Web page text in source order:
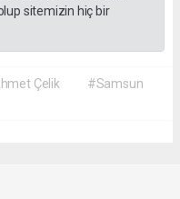
sitemizin hiç bir
Çelik
#Samsun